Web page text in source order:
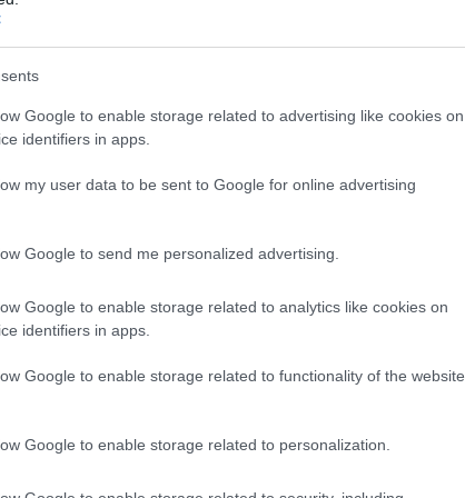
Google to enable storage related to advertising like cookies on
identifiers in apps.
my user data to be sent to Google for online advertising
Google to send me personalized advertising.
Google to enable storage related to analytics like cookies on
identifiers in apps.
Google to enable storage related to functionality of the website
Google to enable storage related to personalization.